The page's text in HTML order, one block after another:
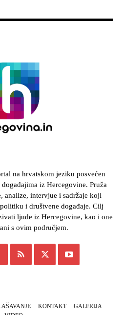
na hrvatskom jeziku posvećen
iz Hercegovine. Pruža
analize, intervjue i sadržaje koji
i društvene događaje. Cilj
ljude iz Hercegovine, kao i one
s ovim područjem.
KONTAKT
GALERIJA